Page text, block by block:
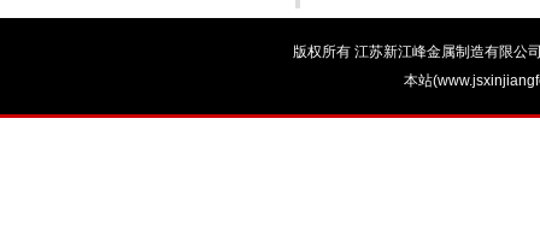
版权所有 江苏新江峰金属制造有限公
本站